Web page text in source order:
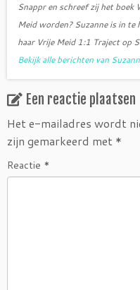
Snappr en schreef zij het boek
Meid worden? Suzanne is in te
haar Vrije Meid 1:1 Traject op
Bekijk alle berichten van
Een reactie plaatsen
Het e-mailadres wordt
zijn gemarkeerd met *
Reactie *